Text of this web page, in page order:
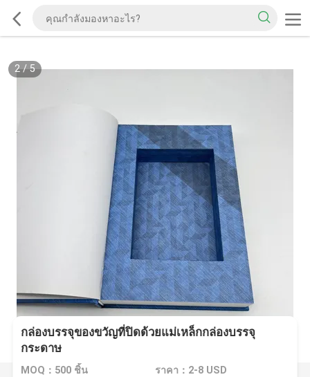
2/5
กล่องบรรจุของขวัญที่ปิดด้วยแม่เหล็กกล่องบรรจุ
กระดาษ
MOQ：500 ชิ้น ราคา：2-8 USD